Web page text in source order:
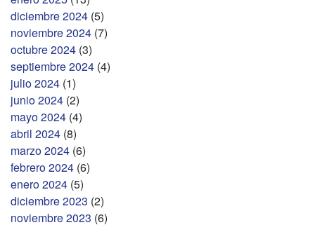
diciembre 2024 (5)
noviembre 2024 (7)
octubre 2024 (3)
septiembre 2024 (4)
julio 2024 (1)
junio 2024 (2)
mayo 2024 (4)
abril 2024 (8)
marzo 2024 (6)
febrero 2024 (6)
enero 2024 (5)
diciembre 2023 (2)
noviembre 2023 (6)